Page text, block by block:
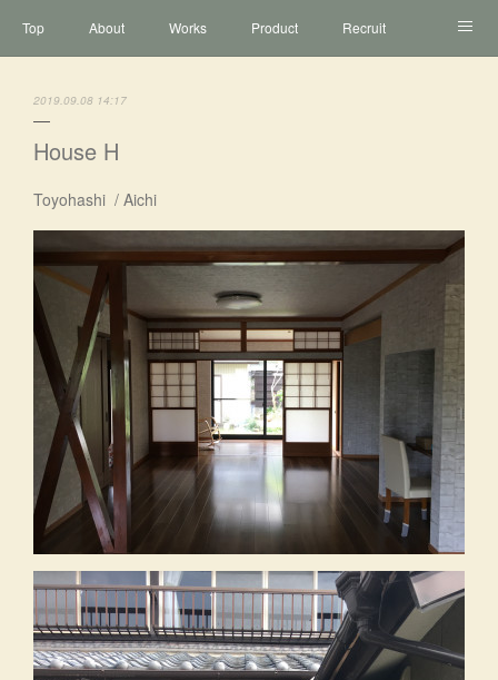
Top About Works Product Recruit
2019.09.08 14:17
House H
Toyohashi / Aichi